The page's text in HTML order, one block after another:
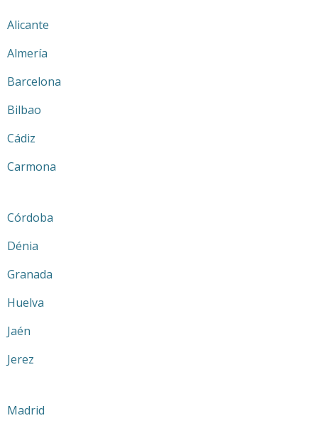
Alicante
Almería
Barcelona
Bilbao
Cádiz
Carmona
Córdoba
Dénia
Granada
Huelva
Jaén
Jerez
Madrid